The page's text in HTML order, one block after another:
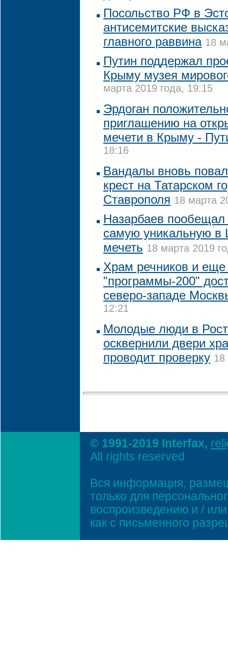
Посольство РФ в
антисемитские
главного раввина 18
Путин поддержал
Крыму музея
марта 2019 года, 19:15
Эрдоган
приглашению на
мечети в Крыму -
18:16
Вандалы вновь
крест на Татарском
Ставрополя 18 марта
Назарбаев пообещал
самую уникальную в
мечеть 18 марта 2019
Храм речников и еще
"программы-200"
северо-западе
12:21
Молодые люди в
осквернили двери
проводит проверку 18
© 1991-2019 Interfax,
All rights reserved
Вся информация,
только для
воспроизведению и /
как с письменного